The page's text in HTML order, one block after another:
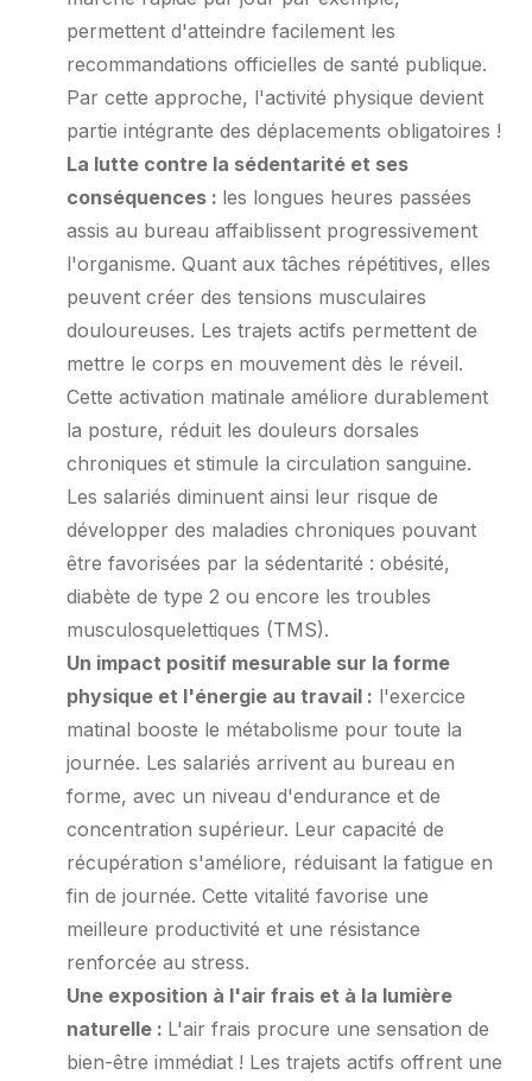
permettent d'atteindre facilement les
recommandations officielles de santé publique.
Par cette approche, l'activité physique devient
partie intégrante des déplacements obligatoires !
La lutte contre la sédentarité et ses
conséquences : les longues heures passées
assis au bureau affaiblissent progressivement
l'organisme. Quant aux tâches répétitives, elles
peuvent créer des tensions musculaires
douloureuses. Les trajets actifs permettent de
mettre le corps en mouvement dès le réveil.
Cette activation matinale améliore durablement
la posture, réduit les douleurs dorsales
chroniques et stimule la circulation sanguine.
Les salariés diminuent ainsi leur risque de
développer des maladies chroniques pouvant
être favorisées par la sédentarité : obésité,
diabète de type 2 ou encore les troubles
musculosquelettiques (TMS).
Un impact positif mesurable sur la forme
physique et l'énergie au travail : l'exercice
matinal booste le métabolisme pour toute la
journée. Les salariés arrivent au bureau en
forme, avec un niveau d'endurance et de
concentration supérieur. Leur capacité de
récupération s'améliore, réduisant la fatigue en
fin de journée. Cette vitalité favorise une
meilleure productivité et une résistance
renforcée au stress.
Une exposition à l'air frais et à la lumière
naturelle : L'air frais procure une sensation de
bien-être immédiat ! Les trajets actifs offrent une